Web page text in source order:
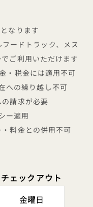
なります
ードトラック、メス
ご利用いただけます
・税金には適用不可
への繰り越し不可
請求が必要
ー適用
料金との併用不可
チェックアウト
金曜日